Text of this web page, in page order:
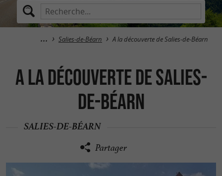
Salies-de-Béarn A la découverte de Salies-de-Béarn
A la découverte de Salies-
de-Béarn
SALIES-DE-BÉARN
Partager